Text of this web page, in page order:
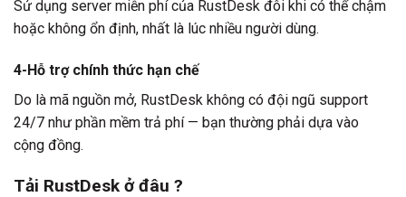
Sử dụng server miễn phí của RustDesk đôi khi có thể chậm
hoặc không ổn định, nhất là lúc nhiều người dùng.
4-Hỗ trợ chính thức hạn chế
Do là mã nguồn mở, RustDesk không có đội ngũ support
24/7 như phần mềm trả phí — bạn thường phải dựa vào
cộng đồng.
Tải RustDesk ở đâu ?